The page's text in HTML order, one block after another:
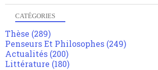
CATÉGORIES
Thèse (289)
Penseurs Et Philosophes (249)
Actualités (200)
Littérature (180)